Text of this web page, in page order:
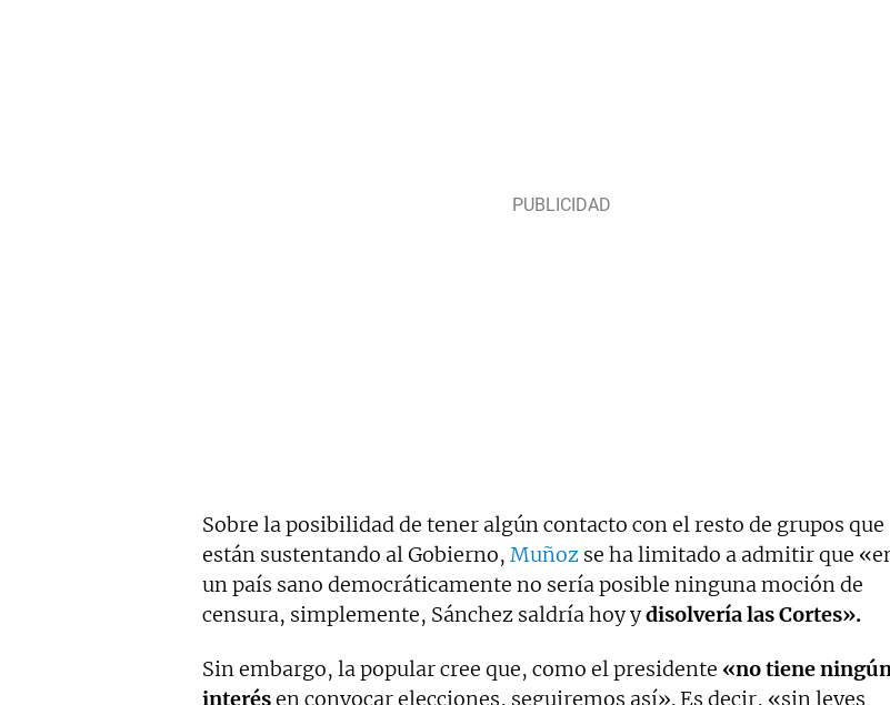
Sobre la posibilidad de tener algún contacto con el resto de grupos que
están sustentando al Gobierno, Muñoz se ha limitado a admitir que
un país sano democráticamente no sería posible ninguna moción de
censura, simplemente, Sánchez saldría hoy ydisolvería las Cortes».
Sin embargo, la popular cree que, como el presidente «no tiene
interésen convocar elecciones, seguiremos así». Es decir, «sin leyes